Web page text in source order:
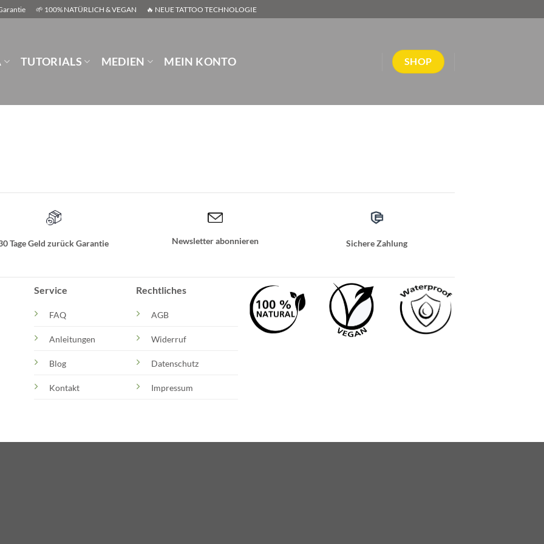
🌱 100% NATÜRLICH & VEGAN 🔥 NEUE TATTOO TECHNOLOGIE
TUTORIALS MEDIEN MEIN KONTO SHOP
Tage Geld zurück Garantie Newsletter abonnieren Sichere Zahlung
Service
FAQ
Anleitungen
Blog
Kontakt
Rechtliches
AGB
Widerruf
Datenschutz
Impressum